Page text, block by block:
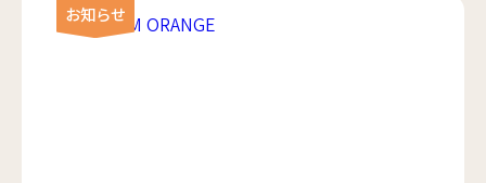
お知らせ